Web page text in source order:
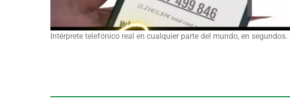
Intérprete telefónico real en cualquier parte del mundo, en